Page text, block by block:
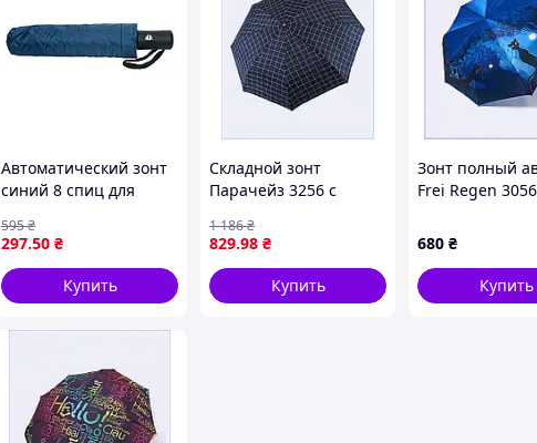
Автоматический зонт
синий 8 спиц для
ветра компактный и
легкий
297.50 ₴
595₴
Купить
Складной зонт
Парачейз 3256 с
8MH17359E1
829.98 ₴
1 186₴
Купить
Зонт полный
Frei Regen
680 ₴
Купить